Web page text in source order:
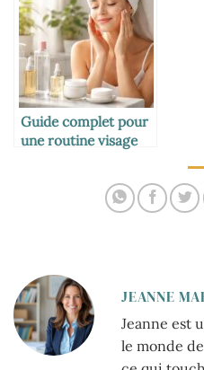
Guide complet pour
une routine visage
JEANNE
Jeanne est
le monde